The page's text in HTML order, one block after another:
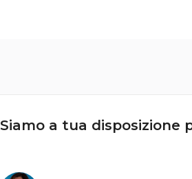
Siamo a tua disposizione